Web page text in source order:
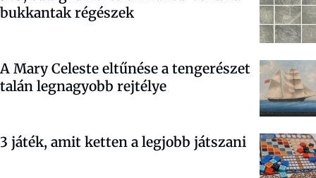
bukkantak régészek
A Mary Celeste eltűnése a tengerészet
talán legnagyobb rejtélye
3 játék, amit ketten a legjobb játszani